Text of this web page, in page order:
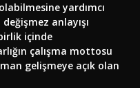
yardımcı
anlayışı
içinde
çalışma mottosu
gelişmeye açık olan